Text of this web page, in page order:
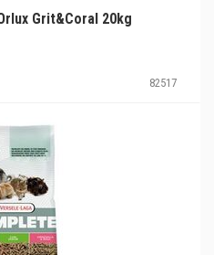
Grit&Coral 20kg
82517